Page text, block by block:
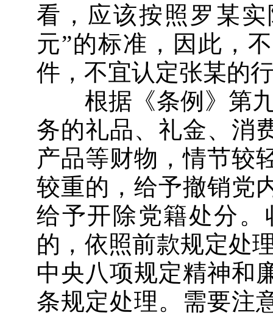
看，应该按照罗某
元”的标准，因此，
件，不宜认定张某的
根据《条例》第九
务的礼品、礼金、消
产品等财物，情节较
较重的，给予撤销党
给予开除党籍处分
的，依照前款规定处
中央八项规定精神和
条规定处理。需要注